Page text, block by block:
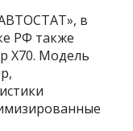
в
РФ также
X70. Модель